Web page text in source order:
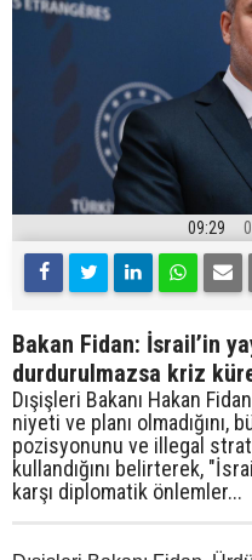
09:29
Bakan Fidan: İsrail’in
durdurulmazsa kriz
Dışişleri Bakanı Hakan
niyeti ve planı olmadığını,
pozisyonunu ve illegal
kullandığını belirterek,
karşı diplomatik önlemler...